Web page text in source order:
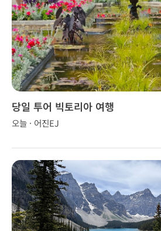
당일 투어 빅토리아 여행
오늘 · 어진EJ